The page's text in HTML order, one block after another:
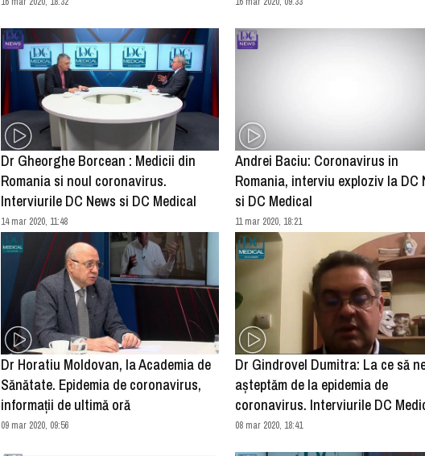
Dr Gheorghe Borcean : Medicii din
Romania si noul coronavirus.
Interviurile DC News si DC Medical
14 mar 2020, 11:48
Andrei Baciu: Coronavirus in
Romania, interviu exploziv la DC
si DC Medical
11 mar 2020, 18:21
Dr Horatiu Moldovan, la Academia de
Sănătate. Epidemia de coronavirus,
informații de ultimă oră
09 mar 2020, 09:56
Dr Gindrovel Dumitra: La ce să
așteptăm de la epidemia de
coronavirus. Interviurile DC
08 mar 2020, 18:41